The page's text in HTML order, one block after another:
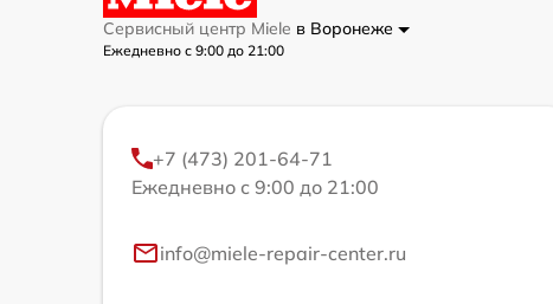
Сервисный центр Miele в Воронеже
Ежедневно с 9:00 до 21:00
+7 (473) 201-64-71
Ежедневно с 9:00 до 21:00
info@miele-repair-center.ru